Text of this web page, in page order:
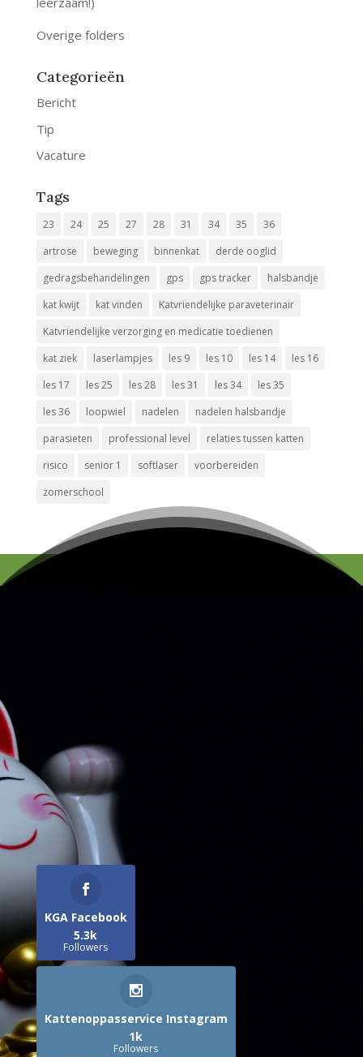
Overige folders
Categorieën
Bericht
Tip
Vacature
Tags
23 24 25 27 28 31 34 35
36
artrose
beweging binnenkat
derde ooglid
gedragsbehandelingen
gps gps tracker
halsbandje
kat kwijt
kat vinden
Katvriendelijke paraveterinair
Katvriendelijke verzorging en medicatie toedienen
kat ziek
laserlampjes les 9 les 10 les 14
les 16
les 17
les 25 les 28 les 31 les 34
les 35
les 36
loopwiel nadelen
nadelen halsbandje
parasieten
professional level
relaties tussen katten
risico
senior 1 softlaser
voorbereiden
zomerschool
KGA Facebook
5.3k
Followers
Kattenoppasservice Instagram
1k
Followers